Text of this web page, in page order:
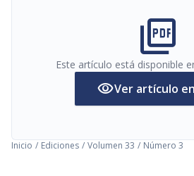
picture_as_pdf
Este artículo está disponible
visibilityVer artículo
Inicio / Ediciones / Volumen 33 / Número 3